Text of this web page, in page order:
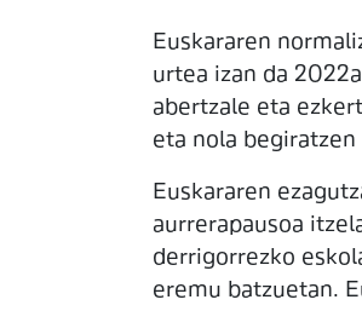
Euskararen
urtea izan da
abertzale eta
eta nola
Euskararen
aurrerapausoa
derrigorrezko
eremu batzuetan.